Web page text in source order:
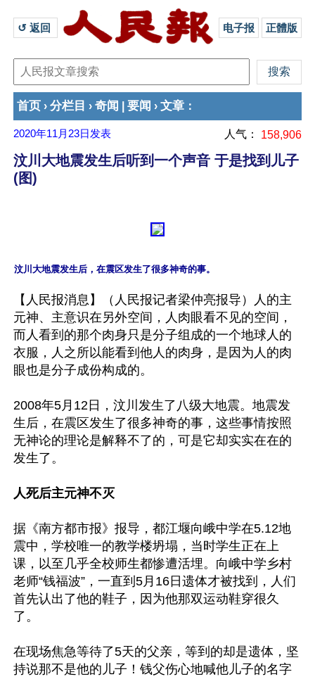
↺ 返回 电子报 正體版
首页 › 分栏目 › 奇闻 要闻 › 文章 ：
2020年11月23日 发表 人气： 158,906
汶川大地震发生后听到一个声音 于是找到儿子
(图)
【人民报消息】（人民报记者梁仲亮报导）人的主
元神、主意识在另外空间，人肉眼看不见的空间，
而人看到的那个肉身只是分子组成的一个地球人的
衣服，人之所以能看到他人的肉身，是因为人的肉
眼也是分子成份构成的。
2008年5月12日，汶川发生了八级大地震。地震发
生后，在震区发生了很多神奇的事，这些事情按照
无神论的理论是解释不了的，可是它却实实在在的
发生了。
人死后主元神不灭
据《南方都市报》报导，都江堰向峨中学在5.12地
震中，学校唯一的教学楼坍塌，当时学生正在上
课，以至几乎全校师生都惨遭活埋。向峨中学乡村
老师“钱福波”，一直到5月16日遗体才被找到，人们
首先认出了他的鞋子，因为他那双运动鞋穿很久
了。
在现场焦急等待了5天的父亲，等到的却是遗体，坚
持说那不是他的儿子！钱父伤心地喊他儿子的名字